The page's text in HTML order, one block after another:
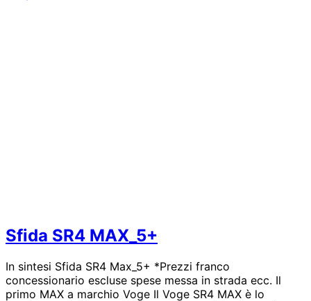
Sfida SR4 MAX_5+
In sintesi Sfida SR4 Max_5+ *Prezzi franco
concessionario escluse spese messa in strada ecc. Il
primo MAX a marchio Voge Il Voge SR4 MAX è lo